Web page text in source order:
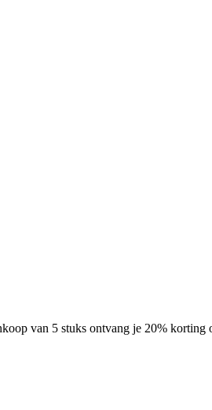
van 5 stuks ontvang je 20% korting